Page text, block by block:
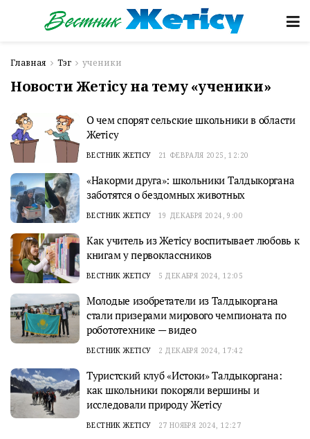
Главная Тэг ученики
Новости Жетісу на тему «ученики»
О чем спорят сельские школьники в области
Жетісу
ВЕСТНИК ЖЕТІСУ 21 ФЕВРАЛЯ 2025, 12:20
«Накорми друга»: школьники Талдыкоргана
заботятся о бездомных животных
ВЕСТНИК ЖЕТІСУ 19 ДЕКАБРЯ 2024, 9:00
Как учитель из Жетісу воспитывает любовь к
книгам у первоклассников
ВЕСТНИК ЖЕТІСУ 5 ДЕКАБРЯ 2024, 12:05
Молодые изобретатели из Талдыкоргана
стали призерами мирового чемпионата по
робототехнике — видео
ВЕСТНИК ЖЕТІСУ 2 ДЕКАБРЯ 2024, 17:42
Туристский клуб «Истоки» Талдыкоргана:
как школьники покоряли вершины и
исследовали природу Жетісу
ВЕСТНИК ЖЕТІСУ 27 НОЯБРЯ 2024, 12:27